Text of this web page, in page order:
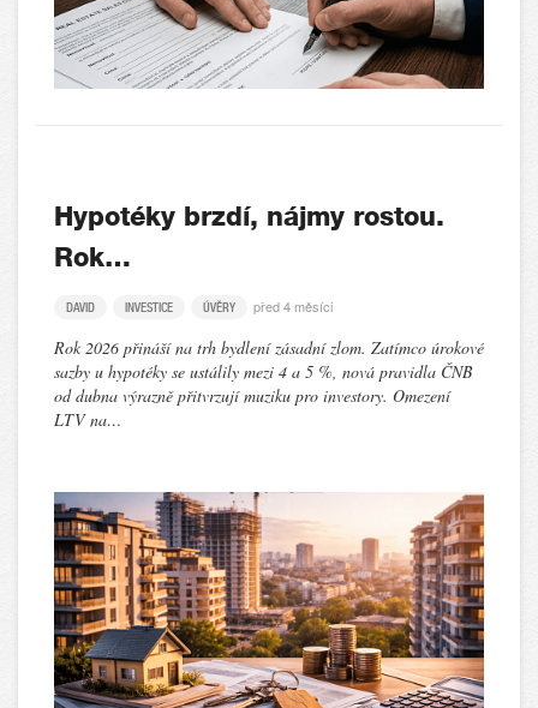
Hypotéky brzdí, nájmy rostou.
Rok…
DAVID INVESTICE ÚVĚRY před 4 měsíci
Rok 2026 přináší na trh bydlení zásadní zlom. Zatímco úrokové
sazby u hypotéky se ustálily mezi 4 a 5 %, nová pravidla ČNB
od dubna výrazně přitvrzují muziku pro investory. Omezení
LTV na…